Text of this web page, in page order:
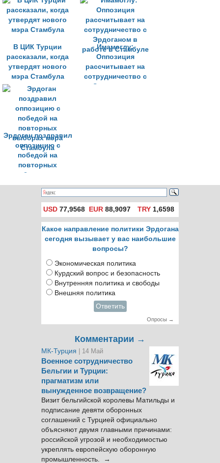
Стамбула
В ЦИК Турции
рассказали, когда
утвердят нового
мэра Стамбула
Имамоглу:
Оппозиция
рассчитывает на
сотрудничество с
Эрдоганом в
Эрдоган поздравил
оппозицию с
победой на
повторных
выборах мэра
Стамбула
USD 77,9568 EUR 88,9097 TRY1,6598
Какое направление политики Эрдогана
сегодня вызывает у вас наибольшие
вопросы?
Экономическая политика
Курдский вопрос и безопасность
Внутренняя политика и свободы
Внешняя политика
Ответить
Опросы →
Комментарии →
МК-Турция | 14 Май
Военное сотрудничество
Бельгии и Турции:
прагматизм или
вынужденное возвращение?
Визит бельгийской королевы Матильды и
подписание девяти оборонных
соглашений с Турцией официально
объясняют двумя главными причинами:
российской угрозой и необходимостью
укреплять европейскую оборонную
промышленность. →